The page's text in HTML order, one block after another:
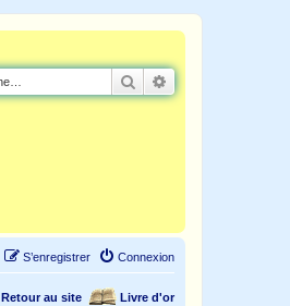
Rechercher
Connexion
S’enregistrer
Livre d'or
Retour au site